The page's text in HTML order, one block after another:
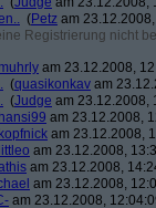
(Petz am
Registrierung nicht
muhrly am 23.12.2008,
(quasikonkav am
(Judge am 23.12.2008,
hansi99 am 23.12.2008,
kopfnick am 23.12.2008,
littleo am 23.12.2008,
am 23.12.2008,
am 23.12.2008,
am 23.12.2008,